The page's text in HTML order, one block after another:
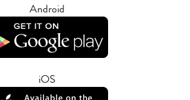
Android
iOS